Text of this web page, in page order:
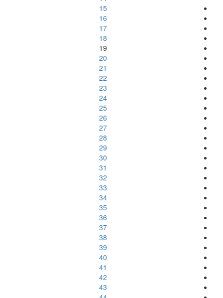
15
16
17
18
19
20
21
22
23
24
25
26
27
28
29
30
31
32
33
34
35
36
37
38
39
40
41
42
43